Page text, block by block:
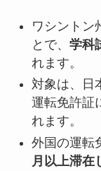
ワシントン
とで、 学科
れます。
対象は、日
運転免許証
れます。
外国の運転
月以上滞在